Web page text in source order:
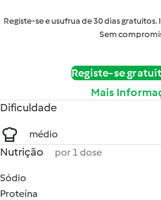
Registe-se e usufrua de 30 dias
Sem
Registe-se
Mais
Dificuldade
médio
Nutrição por 1 dose
Sódio
Proteína